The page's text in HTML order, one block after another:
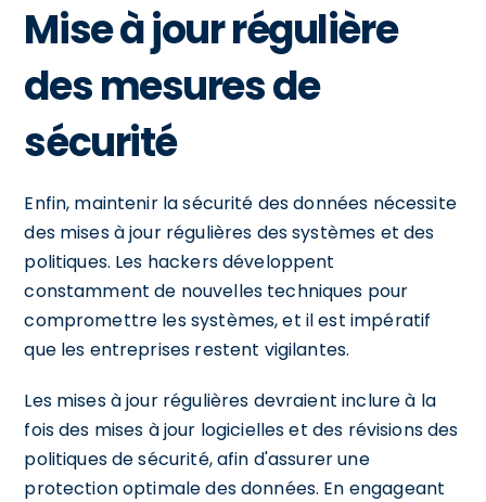
Mise à jour régulière
des mesures de
sécurité
Enfin, maintenir la sécurité des données nécessite
des mises à jour régulières des systèmes et des
politiques. Les hackers développent
constamment de nouvelles techniques pour
compromettre les systèmes, et il est impératif
que les entreprises restent vigilantes.
Les mises à jour régulières devraient inclure à la
fois des mises à jour logicielles et des révisions des
politiques de sécurité, afin d'assurer une
protection optimale des données. En engageant